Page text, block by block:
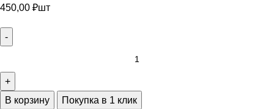
450,00 ₽шт
В корзину
Покупка в 1 клик